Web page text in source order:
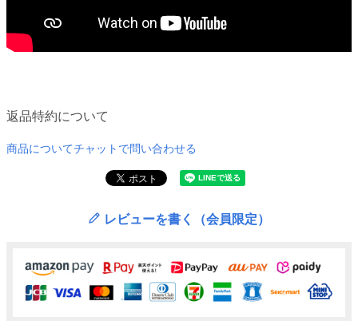
返品特約について
商品についてチャットで問い合わせる
レビューを書く（会員限定）